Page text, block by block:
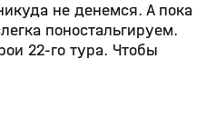
не денемся. А пока
поностальгируем.
22-го тура. Чтобы